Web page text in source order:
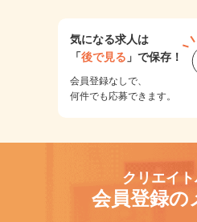
気になる求人は
「後で見る 」で保存！
会員登録なしで、
何件でも応募できます。
クリエイト
会員登録の